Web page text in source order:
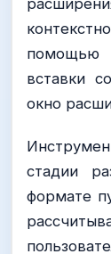
помощью
вставки
окно
стадии
формате